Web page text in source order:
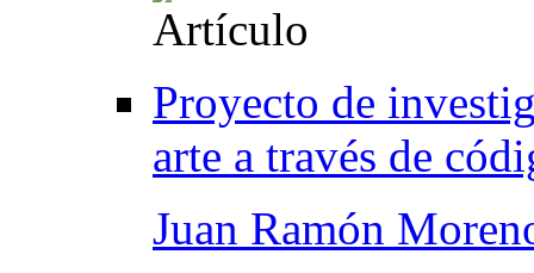
Proyecto de
arte a través de
Juan Ramón